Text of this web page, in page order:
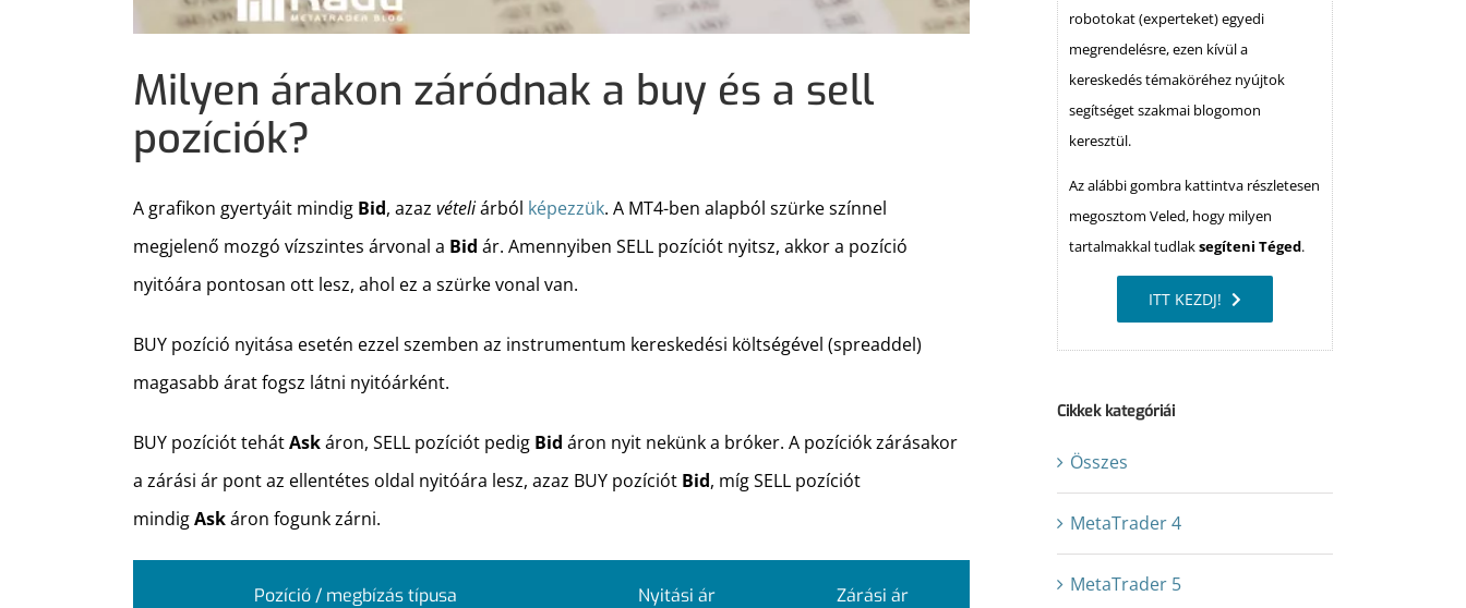
Milyen árakon záródnak a buy és a sell
pozíciók?
A grafikon gyertyáit mindig Bid, azaz vételiárból képezzük. A MT4-ben alapból szürke színnel
megjelenő mozgó vízszintes árvonal a Bid ár. Amennyiben SELL pozíciót nyitsz, akkor a pozíció
nyitóára pontosan ott lesz, ahol ez a szürke vonal van.
BUY pozíció nyitása esetén ezzel szemben az instrumentum kereskedési költségével (spreaddel)
magasabb árat fogsz látni nyitóárként.
BUY pozíciót tehátAskáron, SELL pozíciót pedig Bid áron nyit nekünk a bróker. A pozíciók zárásakor
a zárási ár pont az ellentétes oldal nyitóára lesz, azaz BUY pozíciót Bid, míg SELL pozíciót
mindigAskáron fogunk zárni.
Pozíció / megbízás típusa Nyitási ár Zárási ár
robotokat (experteket) egyedi
megrendelésre, ezen kívül a
kereskedés témaköréhez nyújtok
segítséget szakmai blogomon
keresztül.
Az alábbi gombra kattintva részletesen
megosztom Veled, hogy milyen
tartalmakkal tudlaksegíteni Téged.
ITT KEZDJ!
Cikkek kategóriái
Összes
MetaTrader 4
MetaTrader 5